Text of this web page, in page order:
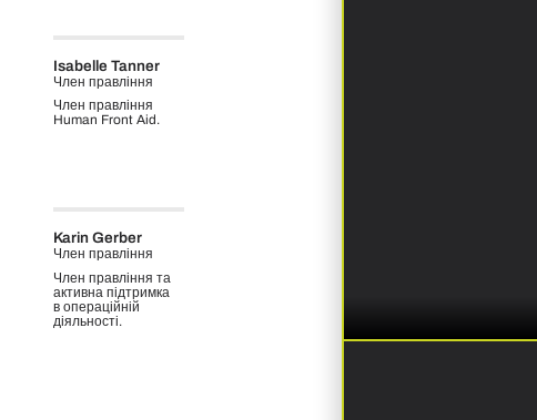
Isabelle Tanner
Член правління
Член правління
Human Front Aid.
Karin Gerber
Член правління
Член правління та
активна підтримка
в операційній
діяльності.